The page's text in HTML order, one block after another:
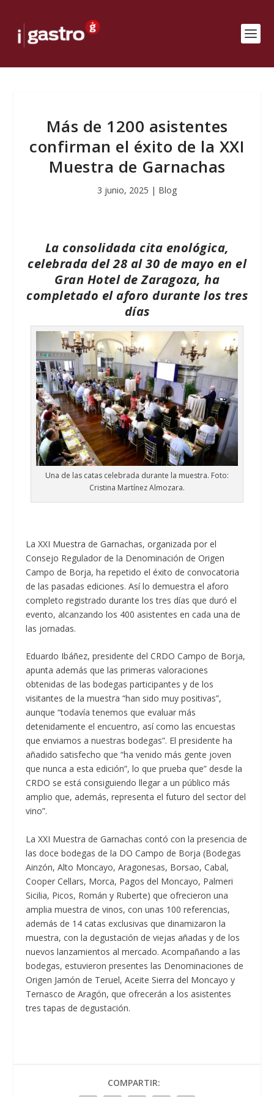
Más de 1200 asistentes
confirman el éxito de la XXI
Muestra de Garnachas
3 junio, 2025 | Blog
La consolidada cita enológica,
celebrada del 28 al 30 de mayo en el
Gran Hotel de Zaragoza, ha
completado el aforo durante los tres
días
Una de las catas celebrada durante la muestra. Foto:
Cristina Martínez Almozara.
La XXI Muestra de Garnachas, organizada por el
Consejo Regulador de la Denominación de Origen
Campo de Borja, ha repetido el éxito de convocatoria
de las pasadas ediciones. Así lo demuestra el aforo
completo registrado durante los tres días que duró el
evento, alcanzando los 400 asistentes en cada una de
las jornadas.
Eduardo Ibáñez, presidente del CRDO Campo de Borja,
apunta además que las primeras valoraciones
obtenidas de las bodegas participantes y de los
visitantes de la muestra “han sido muy positivas”,
aunque “todavía tenemos que evaluar más
detenidamente el encuentro, así como las encuestas
que enviamos a nuestras bodegas”. El presidente ha
añadido satisfecho que “ha venido más gente joven
que nunca a esta edición”, lo que prueba que” desde la
CRDO se está consiguiendo llegar a un público más
amplio que, además, representa el futuro del sector del
vino”.
La XXI Muestra de Garnachas contó con la presencia de
las doce bodegas de la DO Campo de Borja (Bodegas
Ainzón, Alto Moncayo, Aragonesas, Borsao, Cabal,
Cooper Cellars, Morca, Pagos del Moncayo, Palmeri
Sicilia, Picos, Román y Ruberte) que ofrecieron una
amplia muestra de vinos, con unas 100 referencias,
además de 14 catas exclusivas que dinamizaron la
muestra, con la degustación de viejas añadas y de los
nuevos lanzamientos al mercado. Acompañando a las
bodegas, estuvieron presentes las Denominaciones de
Origen Jamón de Teruel, Aceite Sierra del Moncayo y
Ternasco de Aragón, que ofrecerán a los asistentes
tres tapas de degustación.
COMPARTIR: